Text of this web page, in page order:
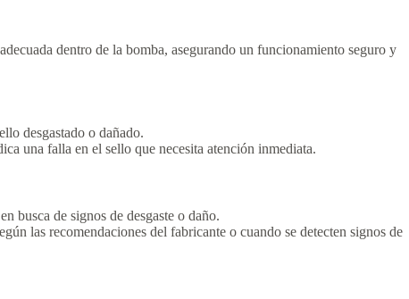
dentro de la bomba, asegurando un funcionamiento seguro y
desgastado o dañado.
una falla en el sello que necesita atención inmediata.
busca de signos de desgaste o daño.
las recomendaciones del fabricante o cuando se detecten signos de